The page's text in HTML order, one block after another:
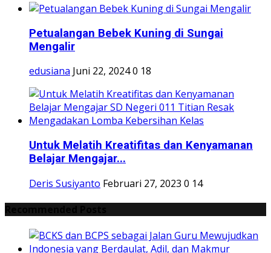
Petualangan Bebek Kuning di Sungai
Mengalir
edusiana Juni 22, 20240 18
Untuk Melatih Kreatifitas dan Kenyamanan
Belajar Mengajar...
Deris Susiyanto Februari 27, 2023 0 14